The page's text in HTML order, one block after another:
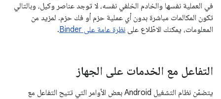
في العملية نفسها والخادم الخلفي نفسه، لا توجد عناصر وكيل، وبالتالي
تكون المكالمات مباشرة بدون أي عملية حزم أو فك حزم. لمزيد من
المعلومات، يمكنك الاطّلاع على نظرة عامة على Binder .
التفاعل مع الخدمات على الجهاز
يتضمّن نظام التشغيل Android بعض الأوامر التي تتيح التفاعل مع